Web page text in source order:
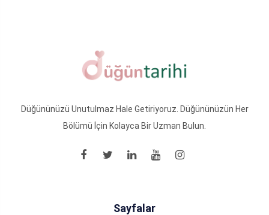
Düğününüzü Unutulmaz Hale Getiriyoruz. Düğününüzün Her
Bölümü İçin Kolayca Bir Uzman Bulun.
Sayfalar